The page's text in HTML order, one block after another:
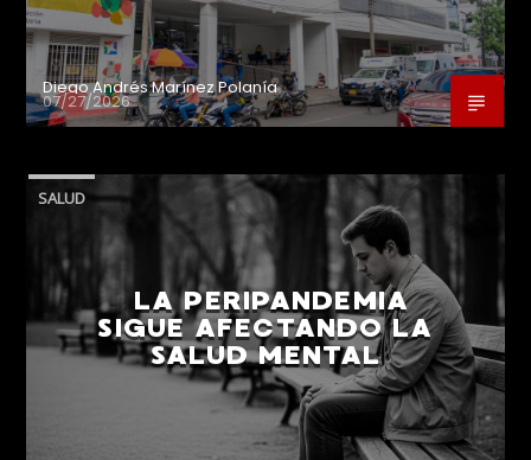
Diego Andrés Marínez Polanía
07/27/2026
SALUD
LA PERIPANDEMIA
SIGUE AFECTANDO LA
SALUD MENTAL